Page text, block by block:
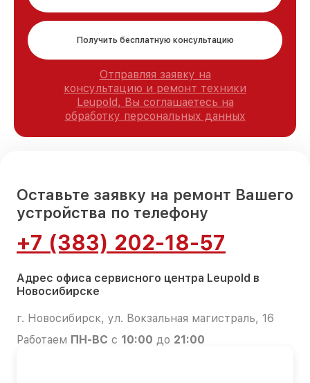
Получить бесплатную консультацию
Отправляя заявку на
консультацию и ремонт техники
Leupold, Вы соглашаетесь на
обработку персональных данных
Оставьте заявку на ремонт Вашего
устройства по телефону
+7 (383) 202-18-57
Адрес офиса сервисного центра Leupold в
Новосибирске
г. Новосибирск, ул. Вокзальная магистраль, 16
Работаем ПН-ВС с 10:00 до 21:00